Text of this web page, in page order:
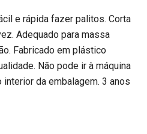
e rápida fazer palitos. Corta
Adequado para massa
Fabricado em plástico
Não pode ir à máquina
da embalagem. 3 anos